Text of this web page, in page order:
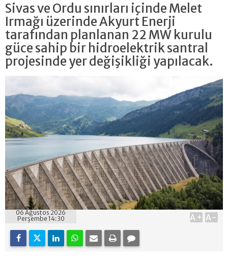
Sivas ve Ordu sınırları içinde Melet
Irmağı üzerinde Akyurt Enerji
tarafından planlanan 22 MW kurulu
güce sahip bir hidroelektrik santral
projesinde yer değişikliği yapılacak.
06 Ağustos 2026
Perşembe 14:30
A+ A-